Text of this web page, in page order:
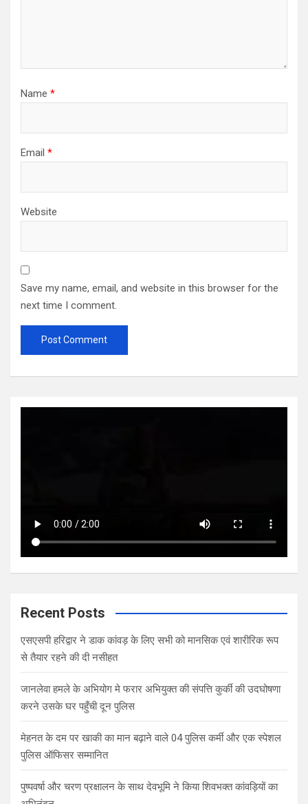
Name *
Email *
Website
Save my name, email, and website in this browser for the
next time I comment.
Recent Posts
एसएसपी हरिद्वार ने डाक कांवड़ के लिए सभी को मानसिक एवं शारीरिक रूप
से तैयार रहने की दी नसीहत
जानलेवा हमले के अभियोग मे फरार अभियुक्त की संपत्ति कुर्की की उदघोषणा
करने उसके घर पहुँची दून पुलिस
मेहनत के दम पर खाकी का मान बढ़ाने वाले 04 पुलिस कर्मी और एक स्पेशल
पुलिस ऑफिसर सम्मानित
पुष्पवर्षा और चरण प्रक्षालन के साथ देवभूमि ने किया शिवभक्त कांवड़ियों का